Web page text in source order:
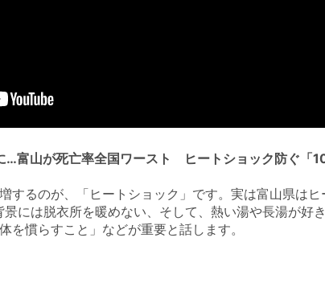
…富山が死亡率全国ワースト ヒートショック防ぐ「
するのが、「ヒートショック」です。実は富山県は
には脱衣所を暖めない、そして、熱い湯や長湯が
を慣らすこと」などが重要と話します。